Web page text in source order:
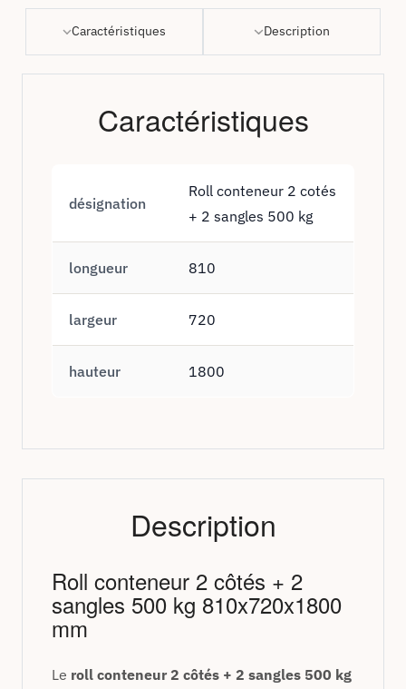
Caractéristiques Description
Caractéristiques
désignation
Roll conteneur 2 cotés
+ 2 sangles 500 kg
longueur 810
largeur 720
hauteur 1800
Description
Roll conteneur 2 côtés + 2
sangles 500 kg 810x720x1800
mm
Le roll conteneur 2 côtés + 2 sangles 500 kg